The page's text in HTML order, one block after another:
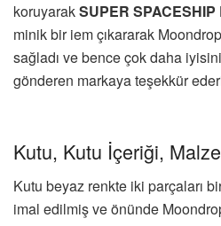
koruyarakSUPER
minik bir iem çıkararak
sağladı ve bence çok daha
gönderen markaya teşekkür
Kutu, Kutu İçeriği,
Kutu beyaz renkte iki parçaları
imal edilmiş ve önünde